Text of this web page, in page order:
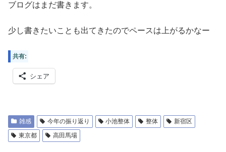
ブログはまだ書きます。
少し書きたいことも出てきたのでペースは上がるかなー
共有:
シェア
雑感 今年の振り返り 小池整体 整体
新宿区
東京都
高田馬場